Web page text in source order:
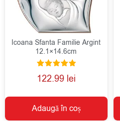
Icoana Sfanta Familie Argint
12.1×14.6cm
Evaluat la
5.00
122.99 lei
Adaugă în coș